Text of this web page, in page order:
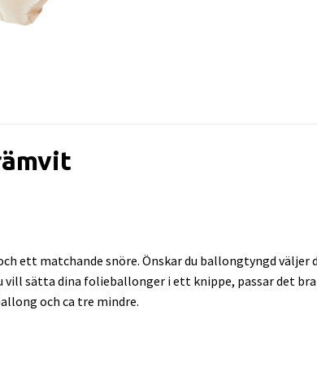
ett matchande snöre. Önskar du ballongtyngd
vill sätta dina folieballonger i ett knippe, passar det
och ca tre mindre.